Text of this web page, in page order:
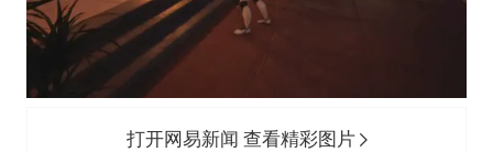
打开网易新闻 查看精彩图片